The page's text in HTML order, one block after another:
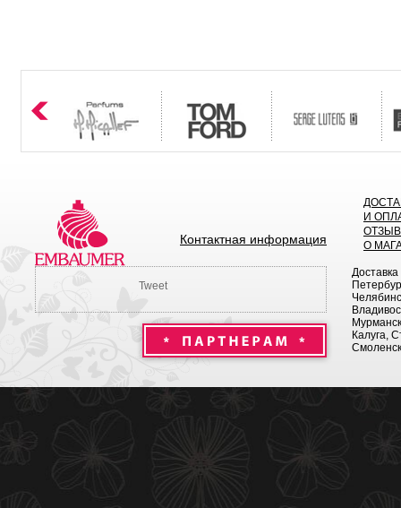
Контактная информация
И
О
Tweet
Калуга,